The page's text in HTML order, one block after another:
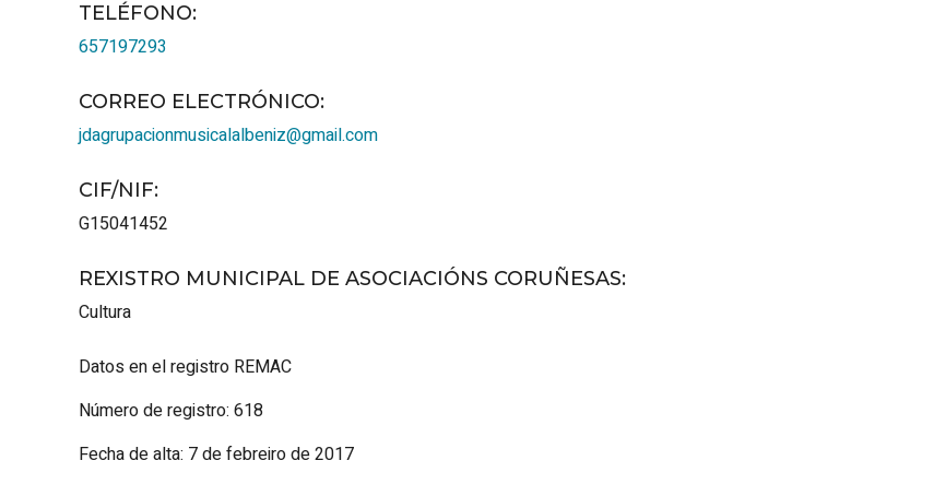
TELÉFONO:
657197293
CORREO ELECTRÓNICO:
jdagrupacionmusicalalbeniz@gmail.com
CIF/NIF:
G15041452
REXISTRO MUNICIPAL DE ASOCIACIÓNS CORUÑESAS:
Cultura
Datos en el registro REMAC
Número de registro: 618
Fecha de alta: 7 de febreiro de 2017